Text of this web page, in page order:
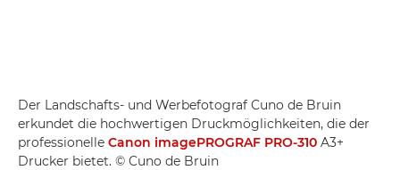
Der Landschafts- und Werbefotograf Cuno de Bruin
erkundet die hochwertigen Druckmöglichkeiten, die der
professionelle Canon imagePROGRAF PRO-310 A3+
Drucker bietet. © Cuno de Bruin